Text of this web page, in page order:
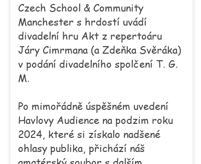
Czech School & Community
Manchester s hrdostí uvádí
divadelní hru Akt z repertoáru
Járy Cimrmana (a Zdeňka Svěráka)
v podání divadelního spolčení T. G.
M.
Po mimořádně úspěšném uvedení
Havlovy Audience na podzim roku
2024, které si získalo nadšené
ohlasy publika, přichází náš